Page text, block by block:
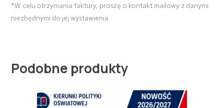
*W celu otrzymania faktury, proszę o kontakt mailowy z danymi
niezbędnymi do jej wystawienia
Podobne produkty